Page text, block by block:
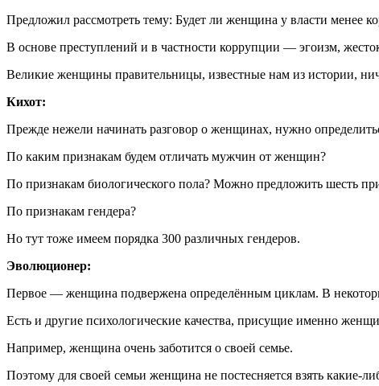
Предложил рассмотреть тему: Будет ли женщина у власти менее
В основе преступлений и в частности коррупции — эгоизм,
Великие женщины правительницы, известные нам из истории,
Кихот:
Прежде нежели начинать разговор о женщинах, нужно
По каким признакам будем отличать мужчин от женщин?
По признакам биологического пола? Можно предложить шесть
По признакам гендера?
Но тут тоже имеем порядка 300 различных гендеров.
Эволюционер:
Первое — женщина подвержена определённым циклам. В
Есть и другие психологические качества, присущие именно
Например, женщина очень заботится о своей семье.
Поэтому для своей семьи женщина не постесняется взять какие-